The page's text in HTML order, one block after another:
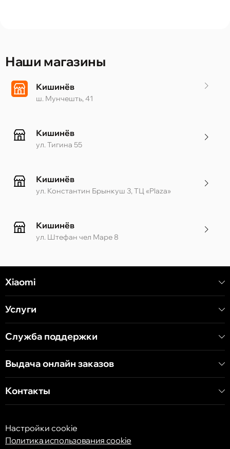
Наши магазины
Кишинёв
ш. Мунчешть, 41
Кишинёв
ул. Тигина 55
Кишинёв
ул. Константин Брынкуш 3, ТЦ «Plaza»
Кишинёв
ул. Штефан чел Маре 8
Кишинёв
ул. Арборилор 21, CC «Shopping MallDova»
Xiaomi
Услуги
Служба поддержки
Выдача онлайн заказов
Контакты
Настройки cookie
Политика использования cookie